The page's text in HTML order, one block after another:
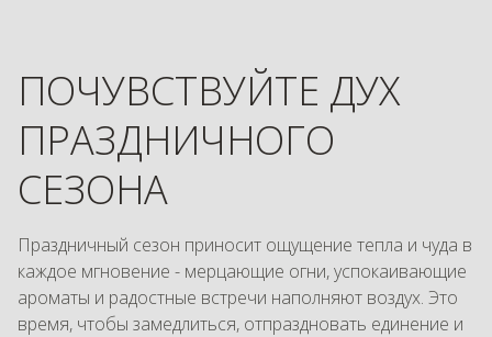
ПОЧУВСТВУЙТЕ ДУХ
ПРАЗДНИЧНОГО
СЕЗОНА
Праздничный сезон приносит ощущение тепла и чуда в
каждое мгновение - мерцающие огни, успокаивающие
ароматы и радостные встречи наполняют воздух. Это
время, чтобы замедлиться, отпраздновать единение и